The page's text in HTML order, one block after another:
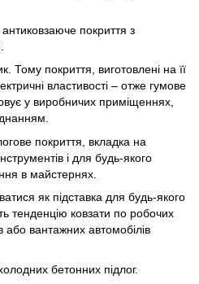
покриття з
Тому покриття, виготовлені на її
властивості – отже гумове
у виробничих приміщеннях,
покриття, вкладка на
і для будь-якого
в майстернях.
як підставка для будь-якого
тенденцію ковзати по робочих
або вантажних автомобілів
бетонних підлог.